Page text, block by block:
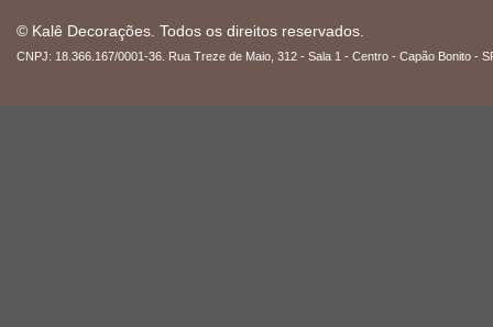
© Kalê Decorações. Todos os direitos reservados.
CNPJ: 18.366.167/0001-36. Rua Treze de Maio, 312 - Sala 1 - Centro - Capão Bonito -